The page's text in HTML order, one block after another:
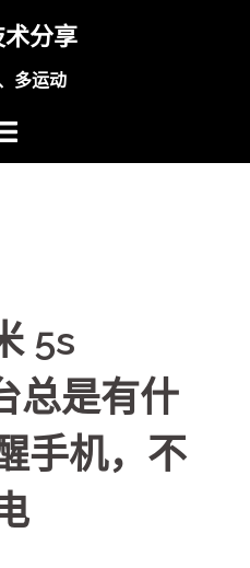
分享
多运动
5s
总是有什
手机，不